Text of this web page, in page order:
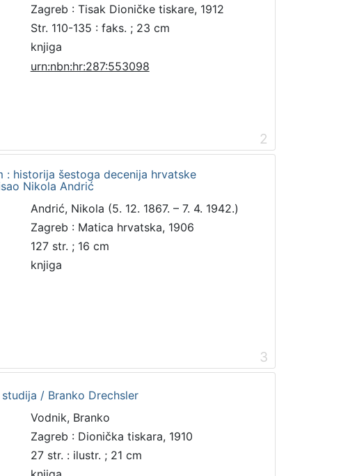
Zagreb : Tisak Dioničke tiskare, 1912
Str. 110-135 : faks. ; 23 cm
knjiga
urn:nbn:hr:287:553098
2
: historija šestoga decenija hrvatske
Nikola Andrić
Andrić, Nikola (5. 12. 1867. – 7. 4. 1942.)
Zagreb : Matica hrvatska, 1906
127 str. ; 16 cm
knjiga
3
/ Branko Drechsler
Vodnik, Branko
Zagreb : Dionička tiskara, 1910
27 str. : ilustr. ; 21 cm